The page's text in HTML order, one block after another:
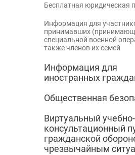
Бесплатная юридическая
Информация для
принимавших
специальной военной
также членов их семей
Информация для
иностранных
Общественная
Виртуальный учебно-
консультационный
гражданской
чрезвычайным